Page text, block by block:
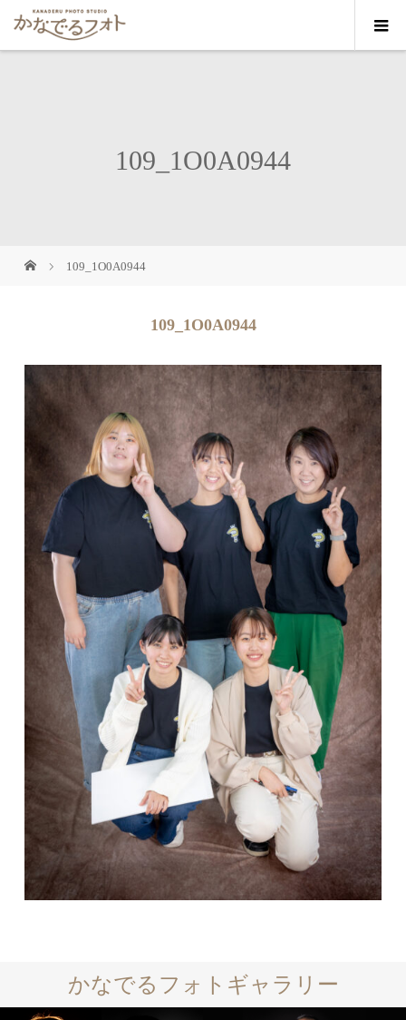
109_1O0A0944
109_1O0A0944
109_1O0A0944
かなでるフォトギャラリー